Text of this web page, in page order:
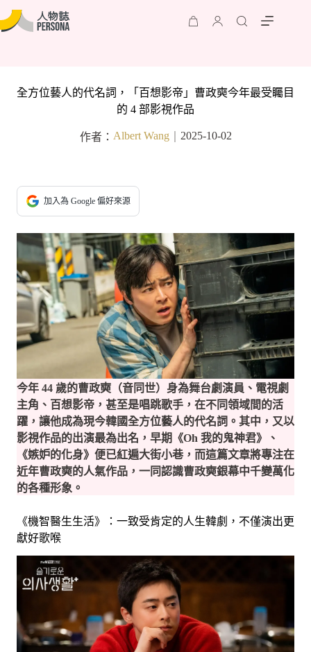
全方位藝人的代名詞，「百想影帝」曹政奭今年最受矚目
的 4 部影視作品
作者： Albert Wang｜ 2025-10-02
加入為 Google 偏好來源
今年 44 歲的曹政奭（音同世）身為舞台劇演員、電視劇
主角、百想影帝，甚至是唱跳歌手，在不同領域間的活
躍，讓他成為現今韓國全方位藝人的代名詞。 其中，又以
影視作品的出演最為出名，早期《Oh 我的鬼神君》、
《嫉妒的化身》便已紅遍大街小巷，而這篇文章將專注在
近年曹政奭的人氣作品，一同認識曹政奭銀幕中千變萬化
的各種形象。
《機智醫生生活》：一致受肯定的人生韓劇，不僅演出更
獻好歌喉